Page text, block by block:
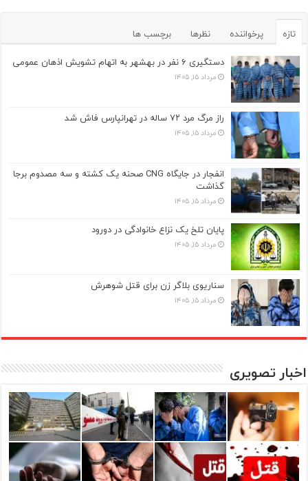
تازه پرخواننده نظرها
برچسب ها
دستگیری ۶ نفر در بهشهر به اتهام تشویش اذهان عمومی
مرداد ۱۵, ۱۴۰۵
راز مرگ مرد ۷۲ ساله در تهرانپارس فاش شد
مرداد ۱۵, ۱۴۰۵
انفجار در جایگاه CNG صحنه یک کشته و سه مصدوم برجا
گذاشت
مرداد ۱۵, ۱۴۰۵
پایان تلخ یک نزاع خانوادگی در دورود
مرداد ۱۵, ۱۴۰۵
سناریوی بلاگر زن برای قتل شوهرش
مرداد ۱۵, ۱۴۰۵
اخبار تصویری